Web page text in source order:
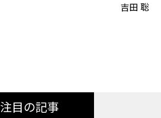
吉田 聡
注目の記事